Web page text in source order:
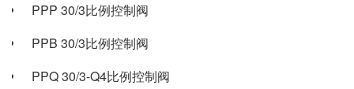
PPP 30/3比例控制阀
PPB 30/3比例控制阀
PPQ 30/3-Q4比例控制阀